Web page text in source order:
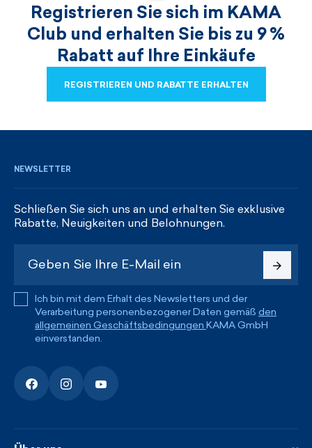
Registrieren Sie sich im KAMA
Club und erhalten Sie bis zu 9 %
Rabatt auf Ihre Einkäufe
REGISTRIEREN UND RABATTE ERHALTEN
NEWSLETTER
Schließen Sie sich uns an und erhalten Sie exklusive
Rabatte, Neuigkeiten und Belohnungen.
Ich bin mit dem Erhalt des Newsletters und der
Verarbeitung personenbezogener Daten gemäß den
allgemeinen Geschäftsbedingungen KAMA GmbH
einverstanden.